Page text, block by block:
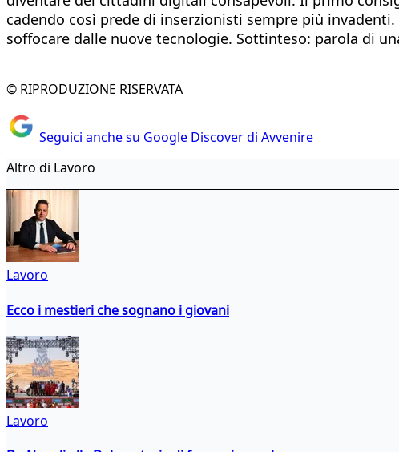
cadendo così prede di inserzionisti sempre più
soffocare dalle nuove tecnologie. Sottinteso: parola di
© RIPRODUZIONE RISERVATA
Seguici anche su Google Discover di Avvenire
Altro di Lavoro
Lavoro
Ecco i mestieri che sognano i giovani
Lavoro